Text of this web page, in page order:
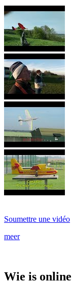
Soumettre une vidéo
meer
Wie is online